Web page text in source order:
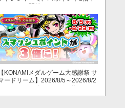
KONAMIメダルゲーム大感謝祭 サ
ードリーム】2026/8/5～2026/8/2